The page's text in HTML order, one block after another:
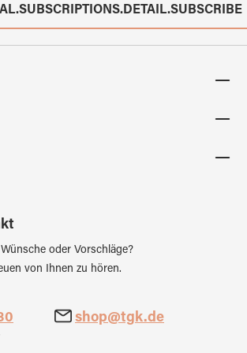
oder Vorschläge?
von Ihnen zu hören.
shop@tgk.de